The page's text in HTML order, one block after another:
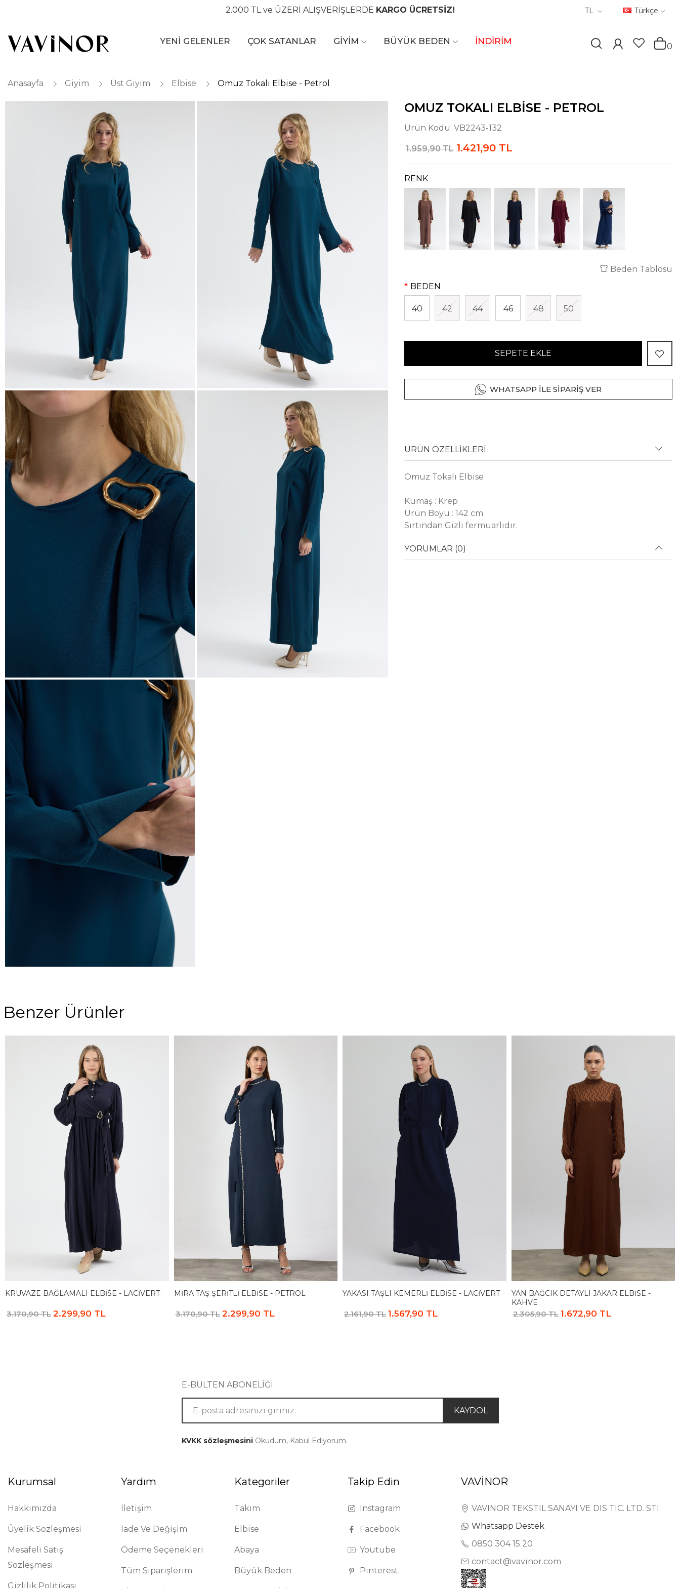
2.000 TL ve ÜZERİ ALIŞVERİŞLERDE KARGO ÜCRETSİZ! TL Türkçe
YENİ GELENLER ÇOK SATANLAR GİYİM BÜYÜK BEDEN İNDİRİM
0
Anasayfa Giyim Üst Giyim Elbise Omuz Tokalı Elbise - Petrol
OMUZ TOKALI ELBISE - PETROL
Ürün Kodu: VB2243-132
1.959,90 TL 1.421,90 TL
RENK
Beden Tablosu
BEDEN
40 42 44 46 48 50
SEPETE EKLE
WHATSAPP İLE SİPARİŞ VER
ÜRÜN ÖZELLİKLERİ
Omuz Tokalı Elbise
Kumaş : Krep
Ürün Boyu : 142 cm
Sırtından Gizli fermuarlıdır.
YORUMLAR (0)
Benzer Ürünler
KRUVAZE BAĞLAMALI ELBISE - LACIVERT
3.170,90 TL 2.299,90 TL
MIRA TAŞ ŞERITLI ELBISE - PETROL
3.170,90 TL 2.299,90 TL
YAKASI TAŞLI KEMERLI ELBISE - LACIVERT
2.161,90 TL 1.567,90 TL
YAN BAĞCIK DETAYLI JAKAR ELBISE -
KAHVE
2.305,90 TL 1.672,90 TL
E-BÜLTEN ABONELİĞİ
KAYDOL
KVKK sözleşmesiniOkudum, Kabul Ediyorum.
Kurumsal
Hakkımızda
Üyelik Sözleşmesi
Mesafeli Satış
Sözleşmesi
Gizlilik Politikası
Yardım
İletişim
İade Ve Değişim
Ödeme Seçenekleri
Tüm Siparişlerim
Kategoriler
Takım
Elbise
Abaya
Büyük Beden
Takip Edin
Instagram
Facebook
Youtube
Pinterest
VAVİNOR
VAVINOR TEKSTIL SANAYI VE DIS TIC. LTD. STI.
Whatsapp Destek
0850 304 15 20
contact@vavinor.com